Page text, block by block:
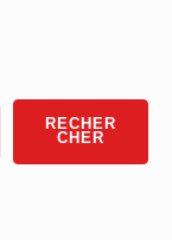
RECHER
CHER